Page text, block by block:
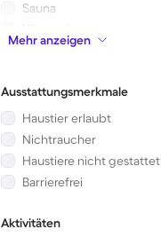
Sauna
Klimaanlage
Mikrowelle
Mehr anzeigen
Ausstattungsmerkmale
Haustier erlaubt
Nichtraucher
Haustiere nicht gestattet
Barrierefrei
Aktivitäten